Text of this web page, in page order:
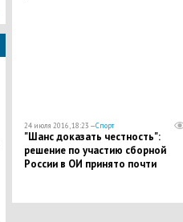
24 июля 2016, 18:23 —Спорт
"Шанс доказать честность":
решение по участию сборной
России в ОИ принято почти